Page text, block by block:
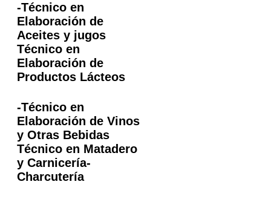
-Técnico en
Elaboración de
Aceites y jugos
Técnico en
Elaboración de
Productos Lácteos
-Técnico en
Elaboración de Vinos
y Otras Bebidas
Técnico en Matadero
y Carnicería-
Charcutería